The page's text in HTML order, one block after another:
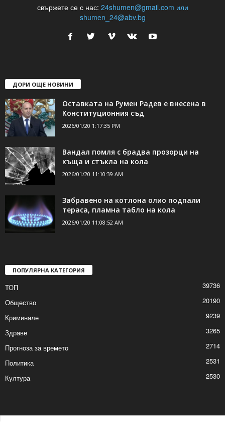
свържете се с нас: 24shumen@gmail.com или
shumen_24@abv.bg
ДОРИ ОЩЕ НОВИНИ
Оставката на Румен Радев е внесена в
Конституционния съд
2026/01/20 1:17:35 PM
Вандал помля с брадва прозорци на
къща и стъкла на кола
2026/01/20 11:10:39 AM
Забравено на котлона олио подпали
тераса, пламна табло на кола
2026/01/20 11:08:52 AM
ПОПУЛЯРНА КАТЕГОРИЯ
ТОП
39736
Общество
20190
Криминале
9239
Здраве
3265
Прогноза за времето
2714
Политика
2531
Култура
2530